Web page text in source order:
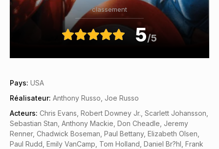
classement
5/5
Pays: USA
Réalisateur: Anthony Russo, Joe Russo
Acteurs: Chris Evans, Robert Downey Jr., Scarlett Johansson,
Sebastian Stan, Anthony Mackie, Don Cheadle, Jeremy
Renner, Chadwick Boseman, Paul Bettany, Elizabeth Olsen,
Paul Rudd, Emily VanCamp, Tom Holland, Daniel Br?hl, Frank